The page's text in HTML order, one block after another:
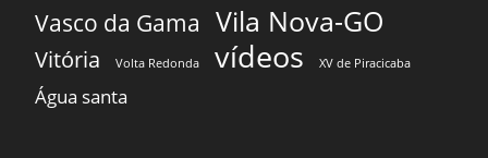
Vasco da Gama Vila Nova-GO
Vitória Volta Redonda vídeos XV de Piracicaba
Água santa